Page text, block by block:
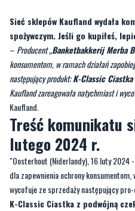
Sieć sklepów Kaufland wydała
spożywczym. Jeśli go kupiłeś,
–Producent „Banketbakkerij Merba
konsumentom, w ramach działań
następujący produkt:K-Classic
Kaufland zareagowała natychmiast i
Kaufland.
Treść komunikatu
lutego 2024 r.
"Oosterhout (Niderlandy), 16 luty 2024